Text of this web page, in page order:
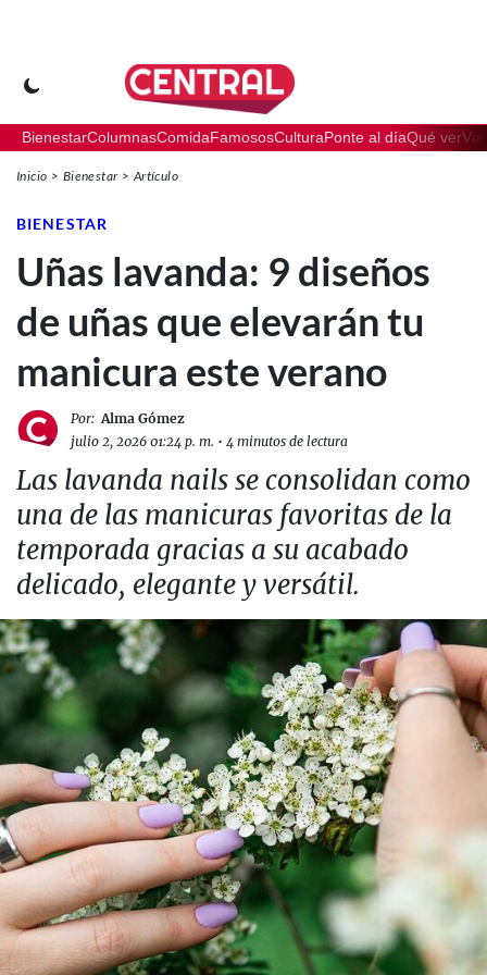
BienestarColumnasComidaFamososCulturaPonte al díaQué ver
Inicio Bienestar Artículo
BIENESTAR
Uñas lavanda: 9 diseños
de uñas que elevarán tu
manicura este verano
Por: Alma Gómez
julio 2, 2026 01:24 p. m. • 4 minutos de lectura
Las lavanda nails se consolidan como
una de las manicuras favoritas de la
temporada gracias a su acabado
delicado, elegante y versátil.